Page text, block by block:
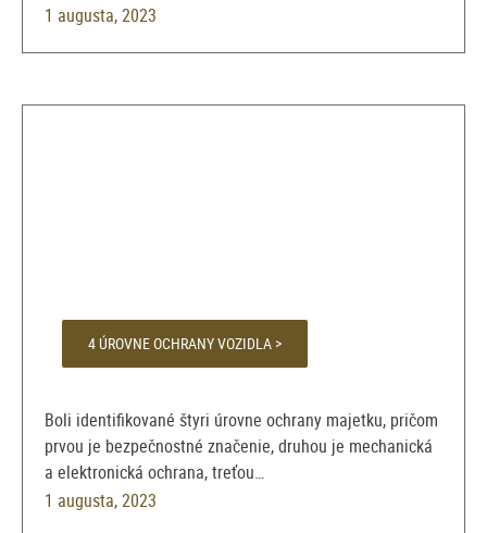
1 augusta, 2023
4 ÚROVNE OCHRANY VOZIDLA >
Boli identifikované štyri úrovne ochrany majetku, pričom
prvou je bezpečnostné značenie, druhou je mechanická
a elektronická ochrana, treťou…
1 augusta, 2023